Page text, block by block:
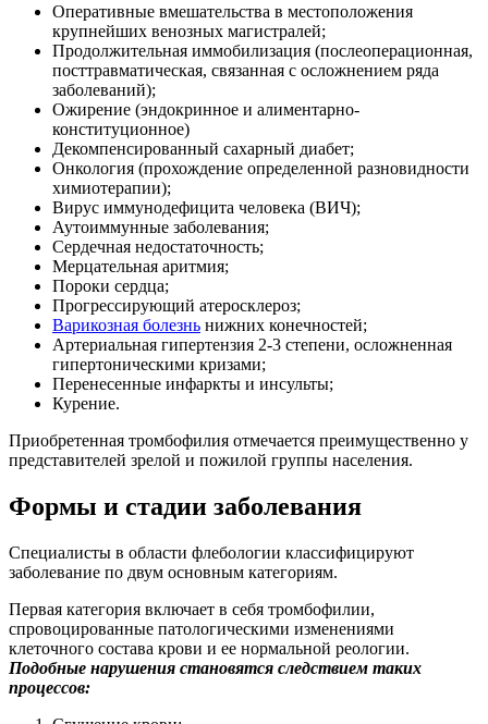
Оперативные вмешательства в местоположения
крупнейших венозных магистралей;
Продолжительная иммобилизация (послеоперационная,
посттравматическая, связанная с осложнением ряда
заболеваний);
Ожирение (эндокринное и алиментарно-
конституционное)
Декомпенсированный сахарный диабет;
Онкология (прохождение определенной разновидности
химиотерапии);
Вирус иммунодефицита человека (ВИЧ);
Аутоиммунные заболевания;
Сердечная недостаточность;
Мерцательная аритмия;
Пороки сердца;
Прогрессирующий атеросклероз;
Варикозная болезнь нижних конечностей;
Артериальная гипертензия 2-3 степени, осложненная
гипертоническими кризами;
Перенесенные инфаркты и инсульты;
Курение.
Приобретенная тромбофилия отмечается преимущественно у
представителей зрелой и пожилой группы населения.
Формы и стадии заболевания
Специалисты в области флебологии классифицируют
заболевание по двум основным категориям.
Первая категория включает в себя тромбофилии,
спровоцированные патологическими изменениями
клеточного состава крови и ее нормальной реологии.
Подобные нарушения становятся следствием таких
процессов: